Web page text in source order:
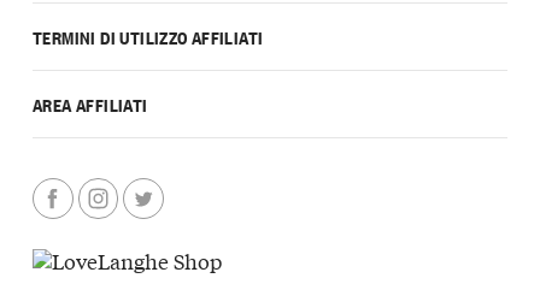
TERMINI DI UTILIZZO AFFILIATI
AREA AFFILIATI